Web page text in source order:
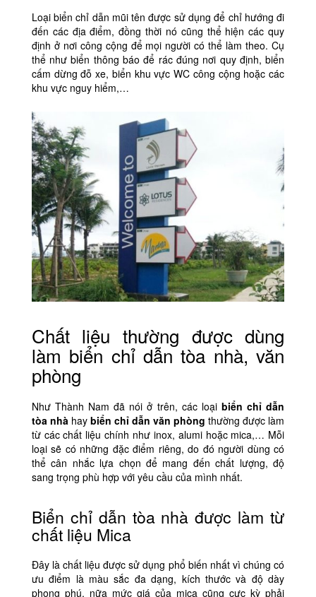
Loại biển chỉ dẫn mũi tên được sử dụng để chỉ hướng đi
đến các địa điểm, đồng thời nó cũng thể hiện các quy
định ở nơi công cộng để mọi người có thể làm theo. Cụ
thể như biển thông báo để rác đúng nơi quy định, biển
cấm dừng đỗ xe, biển khu vực WC công cộng hoặc các
khu vực nguy hiểm,…
Chất liệu thường được dùng
làm biển chỉ dẫn tòa nhà, văn
phòng
Như Thành Nam đã nói ở trên, các loại biển chỉ dẫn
tòa nhà hay biển chỉ dẫn văn phòng thường được làm
từ các chất liệu chính như inox, alumi hoặc mica,… Mỗi
loại sẽ có những đặc điểm riêng, do đó người dùng có
thể cân nhắc lựa chọn để mang đến chất lượng, độ
sang trọng phù hợp với yêu cầu của mình nhất.
Biển chỉ dẫn tòa nhà được làm từ
chất liệu Mica
Đây là chất liệu được sử dụng phổ biến nhất vì chúng có
ưu điểm là màu sắc đa dạng, kích thước và độ dày
phong phú, nữa mức giá của mica cũng cực kỳ phải